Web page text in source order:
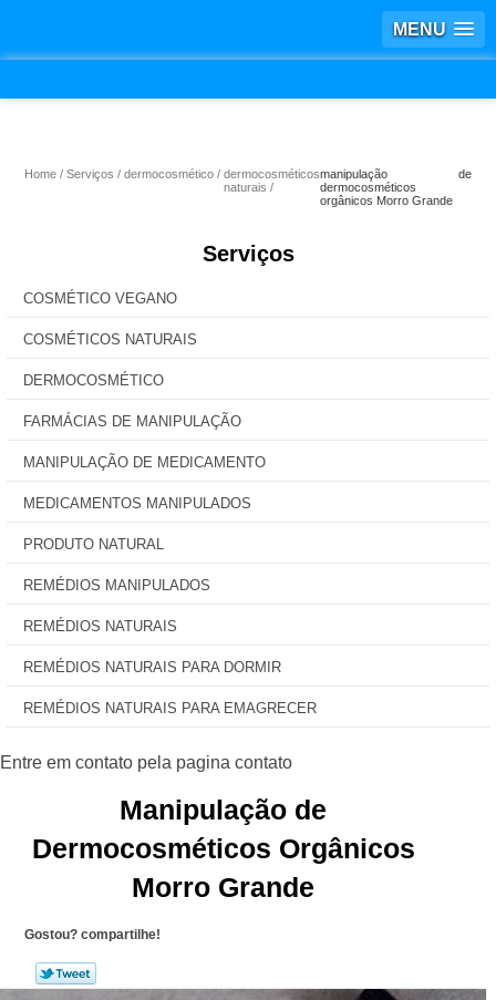
MENU
Home Serviços dermocosmético
dermocosméticos
naturais
manipulação de
dermocosméticos
orgânicos Morro Grande
Serviços
COSMÉTICO VEGANO
COSMÉTICOS NATURAIS
DERMOCOSMÉTICO
FARMÁCIAS DE MANIPULAÇÃO
MANIPULAÇÃO DE MEDICAMENTO
MEDICAMENTOS MANIPULADOS
PRODUTO NATURAL
REMÉDIOS MANIPULADOS
REMÉDIOS NATURAIS
REMÉDIOS NATURAIS PARA DORMIR
REMÉDIOS NATURAIS PARA EMAGRECER
Manipulação de
Dermocosméticos Orgânicos
Morro Grande
Gostou? compartilhe!